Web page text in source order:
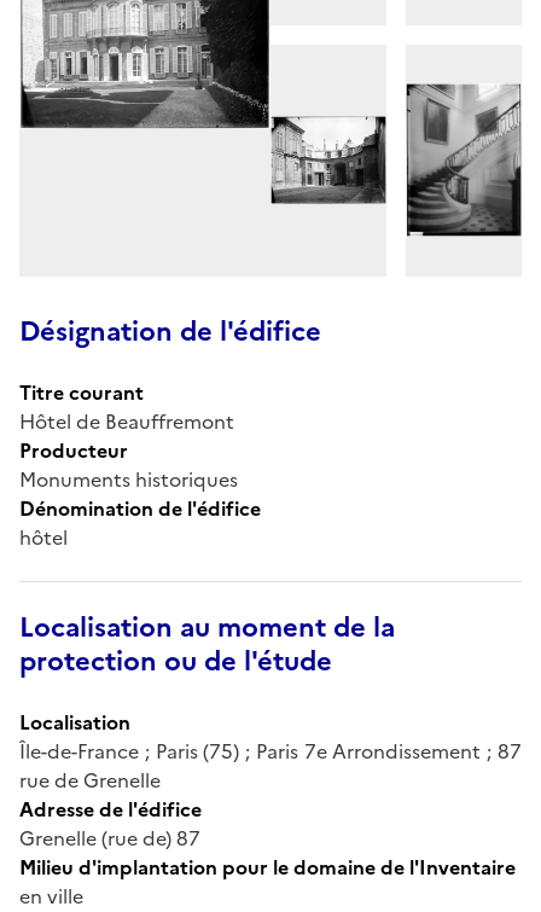
Désignation de l'édifice
Titre courant
Hôtel de Beauffremont
Producteur
Monuments historiques
Dénomination de l'édifice
hôtel
Localisation au moment de la
protection ou de l'étude
Localisation
Île-de-France ; Paris (75) ; Paris 7e Arrondissement ; 87
rue de Grenelle
Adresse de l'édifice
Grenelle (rue de) 87
Milieu d'implantation pour le domaine de l'Inventaire
en ville